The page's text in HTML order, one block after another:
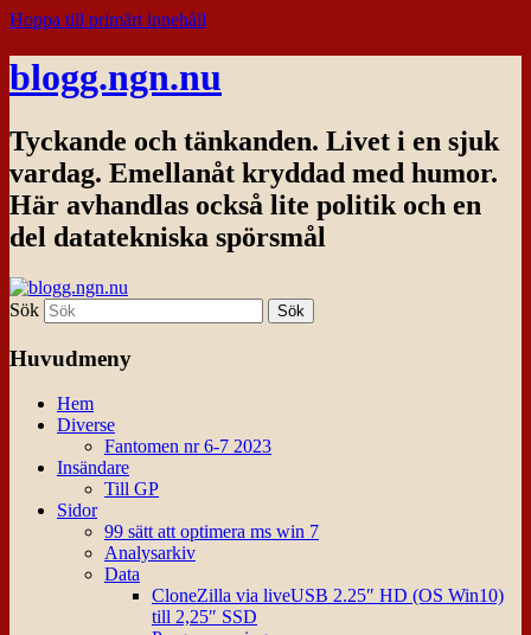
Hoppa till primärt innehåll
blogg.ngn.nu
Tyckande och tänkanden. Livet i en sjuk
vardag. Emellanåt kryddad med humor.
Här avhandlas också lite politik och en
del datatekniska spörsmål
Sök
Huvudmeny
Hem
Diverse
Fantomen nr 6-7 2023
Insändare
Till GP
Sidor
99 sätt att optimera ms win 7
Analysarkiv
Data
CloneZilla via liveUSB 2.25″ HD (OS Win10)
till 2,25″ SSD